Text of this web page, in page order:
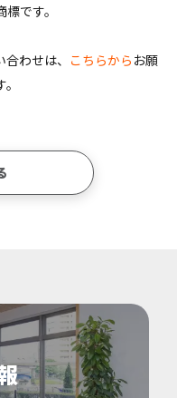
です。
わせは、 こちらから お願